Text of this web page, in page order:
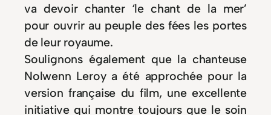
va devoir chanter ‘le chant de la mer’
pour ouvrir au peuple des fées les portes
de leur royaume.
Soulignons également que la chanteuse
Nolwenn Leroy a été approchée pour la
version française du film, une excellente
initiative qui montre toujours que le soin